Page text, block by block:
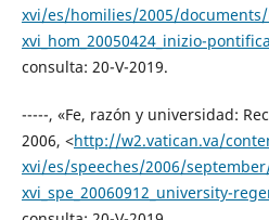
xvi/es/homilies/2005/
xvi_hom_20050424_inizio-
consulta: 20-V-2019.
-----, «Fe, razón y universidad:
2006, ˂http://w2.vatican.va/
xvi/es/speeches/2006/
xvi_spe_20060912_university-